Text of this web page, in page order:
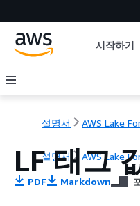
시작하기
설명서 AWS Lake
설명서 AWS Lake
LF 태그
PDF Markdown